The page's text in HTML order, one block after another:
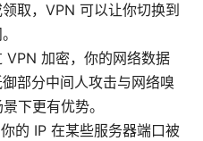
取，VPN 可以让你切换到
VPN 加密，你的网络数据
部分中间人攻击与网络嗅
下更有优势。
的 IP 在某些服务器端口被